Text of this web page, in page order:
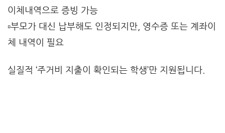
이체내역으로 증빙 가능
▫️부모가 대신 납부해도 인정되지만, 영수증 또는 계좌이
체 내역이 필요
실질적 ‘주거비 지출이 확인되는 학생’만 지원됩니다.